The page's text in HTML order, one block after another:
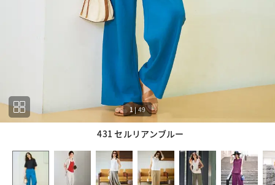
431 セルリアンブルー
1|49
1 49